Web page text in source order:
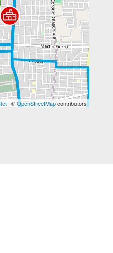
| ©OpenStreetMapcontributors